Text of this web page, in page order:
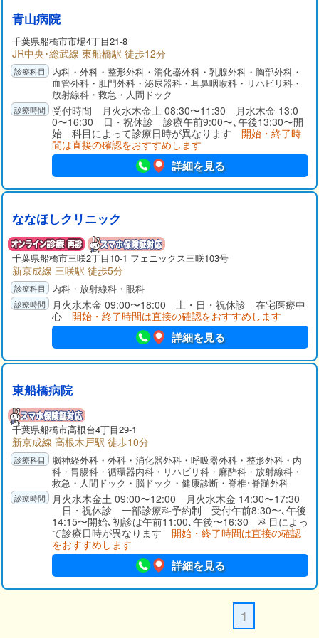
青山病院
千葉県船橋市市場4丁目21-8
JR中央･総武線 東船橋駅 徒歩12分
内科・外科・整形外科・消化器外科・乳腺外科・胸部外科・
血管外科・肛門外科・泌尿器科・耳鼻咽喉科・リハビリ科・
放射線科・救急・人間ドック
受付時間 月火水木金土 08:30〜11:30 月水木金 13:0
0〜16:30 日・祝休診 診療午前9:00〜､午後13:30〜開
始 科目によって診療日時が異なります 開始・終了時
間は直接の確認をおすすめします
詳細を見る
ななほしクリニック
千葉県船橋市三咲2丁目10-1 フェニックス三咲103号
新京成線 三咲駅 徒歩5分
内科・放射線科・眼科
月火水木金 09:00〜18:00 土・日・祝休診 在宅医療中
心 開始・終了時間は直接の確認をおすすめします
詳細を見る
東船橋病院
千葉県船橋市高根台4丁目29-1
新京成線 高根木戸駅 徒歩10分
脳神経外科・外科・消化器外科・呼吸器外科・整形外科・内
科・胃腸科・循環器内科・リハビリ科・麻酔科・放射線科・
救急・人間ドック・脳ドック・健康診断・脊椎･脊髄外科
月火水木金土 09:00〜12:00 月火水木金 14:30〜17:30
日・祝休診 一部診療科予約制 受付午前8:30〜､午後
14:15〜開始､初診は午前11:00､午後〜16:30 科目によっ
て診療日時が異なります 開始・終了時間は直接の確認
をおすすめします
詳細を見る
1